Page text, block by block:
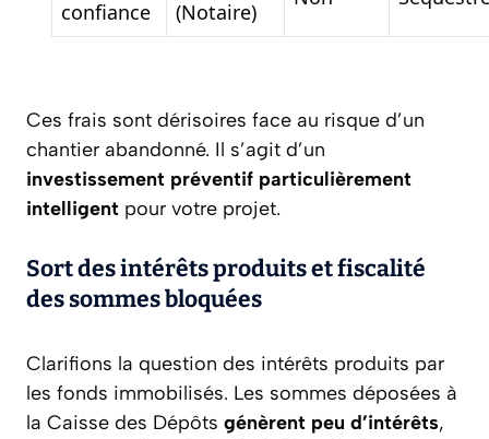
confiance (Notaire)
Ces frais sont dérisoires face au risque d’un
chantier abandonné. Il s’agit d’un
investissement préventif particulièrement
intelligent pour votre projet.
Sort des intérêts produits et fiscalité
des sommes bloquées
Clarifions la question des intérêts produits par
les fonds immobilisés. Les sommes déposées à
la Caisse des Dépôts génèrent peu d’intérêts,